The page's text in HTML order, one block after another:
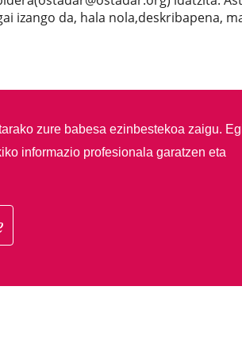
izango da, hala nola,deskribapena,
zure babesa ezinbestekoa zaigu.
informazio profesionala garatzen eta